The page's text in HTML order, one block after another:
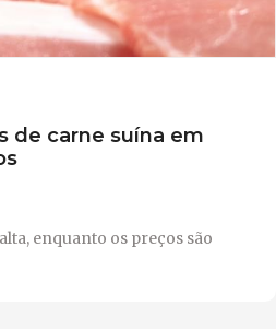
de carne suína em
enquanto os preços são